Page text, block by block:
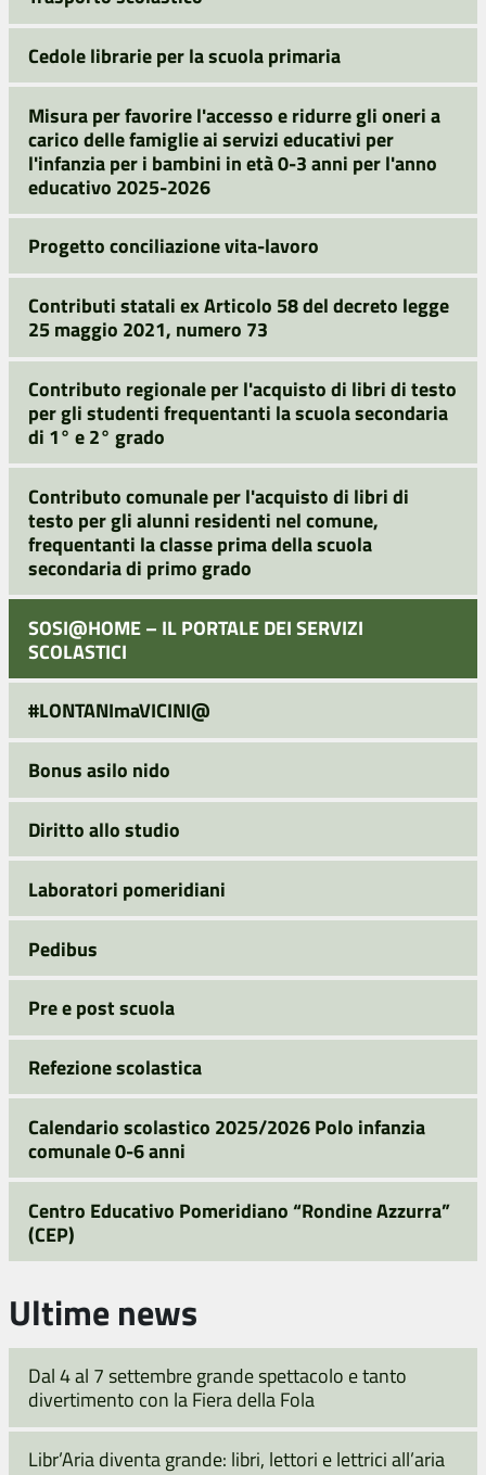
Cedole librarie per la scuola primaria
Misura per favorire l'accesso e ridurre gli oneri a
carico delle famiglie ai servizi educativi per
l'infanzia per i bambini in età 0-3 anni per l'anno
educativo 2025-2026
Progetto conciliazione vita-lavoro
Contributi statali ex Articolo 58 del decreto legge
25 maggio 2021, numero 73
Contributo regionale per l'acquisto di libri di testo
per gli studenti frequentanti la scuola secondaria
di 1° e 2° grado
Contributo comunale per l'acquisto di libri di
testo per gli alunni residenti nel comune,
frequentanti la classe prima della scuola
secondaria di primo grado
SOSI@HOME – IL PORTALE DEI SERVIZI
SCOLASTICI
#LONTANImaVICINI@
Bonus asilo nido
Diritto allo studio
Laboratori pomeridiani
Pedibus
Pre e post scuola
Refezione scolastica
Calendario scolastico 2025/2026 Polo infanzia
comunale 0-6 anni
Centro Educativo Pomeridiano “Rondine Azzurra”
(CEP)
Ultime news
Dal 4 al 7 settembre grande spettacolo e tanto
divertimento con la Fiera della Fola
Libr’Aria diventa grande: libri, lettori e lettrici all’aria